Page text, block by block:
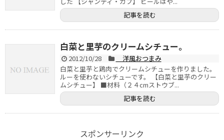
記事を読む
白菜と里芋のクリームシチュー。
2012/10/28
洋風おつまみ
白菜と里芋と鶏肉でクリームシチューを作りました。
ルーを使わないシチューです。 【白菜と里芋のクリー
ムシチュー】 ■材料（２４cmストウブ...
記事を読む
スポンサーリンク